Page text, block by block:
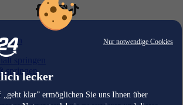
Nur notwendige Cookies
lecker
klar” ermöglichen Sie uns Ihnen über
springen
springen